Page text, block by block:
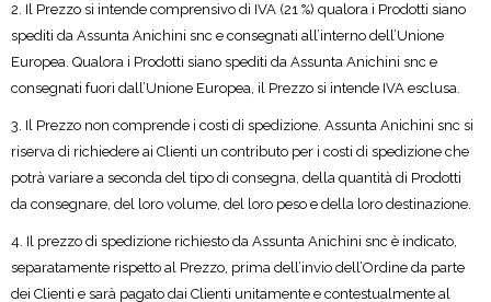
2. Il Prezzo si intende comprensivo di IVA (21 %) qualora i Prodotti siano
spediti da Assunta Anichini snc e consegnati all’interno dell’Unione
Europea. Qualora i Prodotti siano spediti da Assunta Anichini snc e
consegnati fuori dall’Unione Europea, il Prezzo si intende IVA esclusa.
3. Il Prezzo non comprende i costi di spedizione. Assunta Anichini snc si
riserva di richiedere ai Clienti un contributo per i costi di spedizione che
potrà variare a seconda del tipo di consegna, della quantità di Prodotti
da consegnare, del loro volume, del loro peso e della loro destinazione.
4. Il prezzo di spedizione richiesto da Assunta Anichini snc è indicato,
separatamente rispetto al Prezzo, prima dell’invio dell’Ordine da parte
dei Clienti e sarà pagato dai Clienti unitamente e contestualmente al